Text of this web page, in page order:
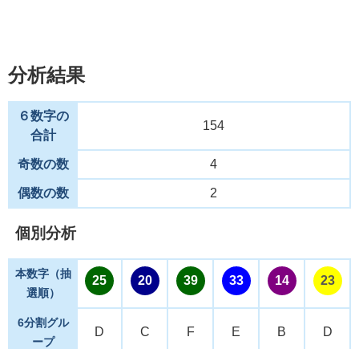
分析結果
６数字の
合計
154
奇数の数 4
偶数の数 2
個別分析
本数字（抽
選順）
25 20 39 33 14 23
6分割グル
ープ
D C F E B D